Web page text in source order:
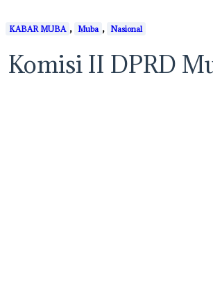
KABAR MUBA , Muba , Nasional
Komisi II DPRD